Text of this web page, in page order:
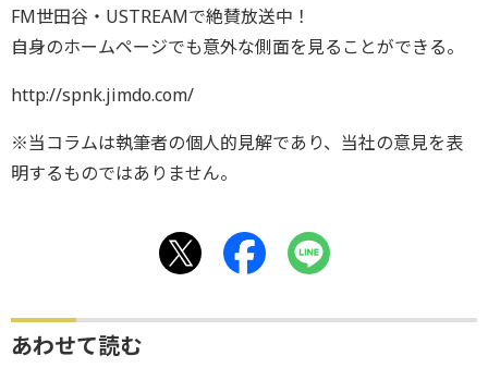
FM世田谷・USTREAMで絶賛放送中！
自身のホームページでも意外な側面を見ることができる。
http://spnk.jimdo.com/
※当コラムは執筆者の個人的見解であり、当社の意見を表
明するものではありません。
あわせて読む